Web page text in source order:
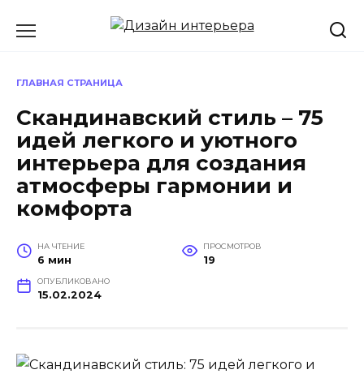
ГЛАВНАЯ СТРАНИЦА
Скандинавский стиль – 75
идей легкого и уютного
интерьера для создания
атмосферы гармонии и
комфорта
НА ЧТЕНИЕ
6 мин
ПРОСМОТРОВ
19
ОПУБЛИКОВАНО
15.02.2024